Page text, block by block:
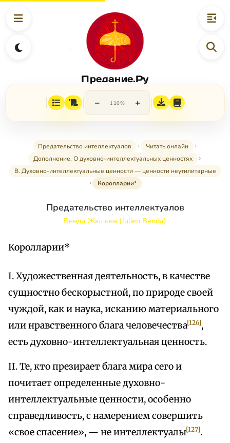
Предание.Ру
− 110% +
Предательство интеллектуалов
Читать онлайн
Дополнение. О духовно-интеллектуальных ценностях
B. Духовно-интеллектуальные ценности — ценности неутилитарные
Королларии*
Предательство интеллектуалов
Бенда Жюльен (Julien Benda)
Королларии*
I. Художественная деятельность, в качестве
сущностно бескорыстной, по природе своей
чуждой, как и наука, исканию материального
или нравственного блага человечества[126],
есть духовно-интеллектуальная ценность.
II. Те, кто презирает блага мира сего и
почитает определенные духовно-
интеллектуальные ценности, особенно
справедливость, с намерением совершить
«свое спасение», — не интеллектуалы[127].